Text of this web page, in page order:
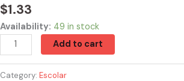
$1.33
Availability: 49 in stock
Add to cart
Category: Escolar